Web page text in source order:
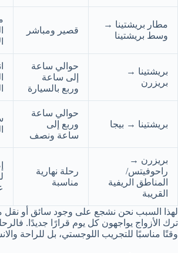
مطار بريشتينا →
وسط بريشتينا
قصير ومباشر
بريشتينا →
بريزرن
حوالي ساعة
إلى ساعة
وربع بالسيارة
بريشتينا → بيجا
حوالي ساعة
وربع إلى
ساعة ونصف
بريزرن →
راحوفيتس/
المناطق الريفية
القريبة
رحلة نهارية
مناسبة
لهذا السبب نحن نشجع على وجود سائق أو نقل
ترك الأزواج يواجهون كل يوم قرارًا جديدًا.
وقتًا مناسبًا للتجريب اللوجستي، بل للراحة